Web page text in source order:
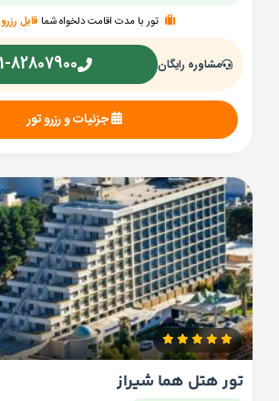
تور با مدت اقامت دلخواه شما قابل رزرو
مشاوره رایگان 82807900
جزئیات و رزرو تور
تور هتل هما شیراز